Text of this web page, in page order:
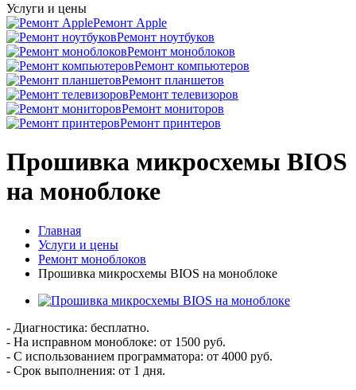
Услуги и цены
Ремонт Apple
Ремонт ноутбуков
Ремонт моноблоков
Ремонт компьютеров
Ремонт планшетов
Ремонт телевизоров
Ремонт мониторов
Ремонт принтеров
Прошивка микросхемы BIOS
на моноблоке
Главная
Услуги и цены
Ремонт моноблоков
Прошивка микросхемы BIOS на моноблоке
- Диагностика: бесплатно.
- На исправном моноблоке: от 1500 руб.
- С использованием программатора: от 4000 руб.
- Срок выполнения: от 1 дня.